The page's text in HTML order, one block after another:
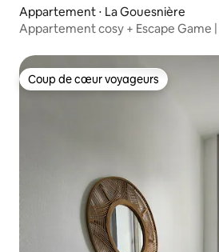
Appartement ⋅ La Gouesnière
Appartement cosy + Escape Game
Coup de cœur voyageurs
Coup de cœur voyageurs